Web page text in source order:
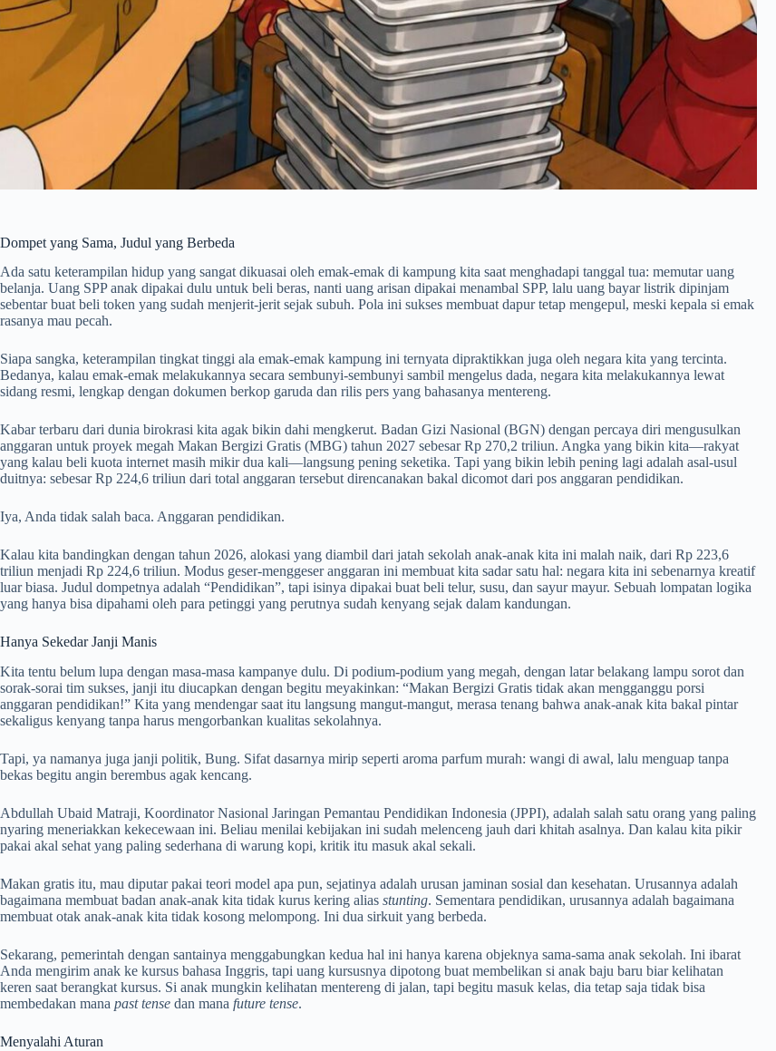
Dompet yang Sama, Judul yang Berbeda
Ada satu keterampilan hidup yang sangat dikuasai oleh emak-emak di kampung kita saat menghadapi tanggal tua: memutar uang
belanja. Uang SPP anak dipakai dulu untuk beli beras, nanti uang arisan dipakai menambal SPP, lalu uang bayar listrik dipinjam
sebentar buat beli token yang sudah menjerit-jerit sejak subuh. Pola ini sukses membuat dapur tetap mengepul, meski kepala si emak
rasanya mau pecah.
Siapa sangka, keterampilan tingkat tinggi ala emak-emak kampung ini ternyata dipraktikkan juga oleh negara kita yang tercinta.
Bedanya, kalau emak-emak melakukannya secara sembunyi-sembunyi sambil mengelus dada, negara kita melakukannya lewat
sidang resmi, lengkap dengan dokumen berkop garuda dan rilis pers yang bahasanya mentereng.
Kabar terbaru dari dunia birokrasi kita agak bikin dahi mengkerut. Badan Gizi Nasional (BGN) dengan percaya diri mengusulkan
anggaran untuk proyek megah Makan Bergizi Gratis (MBG) tahun 2027 sebesar Rp 270,2 triliun. Angka yang bikin kita—rakyat
yang kalau beli kuota internet masih mikir dua kali—langsung pening seketika. Tapi yang bikin lebih pening lagi adalah asal-usul
duitnya: sebesar Rp 224,6 triliun dari total anggaran tersebut direncanakan bakal dicomot dari pos anggaran pendidikan.
Iya, Anda tidak salah baca. Anggaran pendidikan.
Kalau kita bandingkan dengan tahun 2026, alokasi yang diambil dari jatah sekolah anak-anak kita ini malah naik, dari Rp 223,6
triliun menjadi Rp 224,6 triliun. Modus geser-menggeser anggaran ini membuat kita sadar satu hal: negara kita ini sebenarnya kreatif
luar biasa. Judul dompetnya adalah “Pendidikan”, tapi isinya dipakai buat beli telur, susu, dan sayur mayur. Sebuah lompatan logika
yang hanya bisa dipahami oleh para petinggi yang perutnya sudah kenyang sejak dalam kandungan.
Hanya Sekedar Janji Manis
Kita tentu belum lupa dengan masa-masa kampanye dulu. Di podium-podium yang megah, dengan latar belakang lampu sorot dan
sorak-sorai tim sukses, janji itu diucapkan dengan begitu meyakinkan: “Makan Bergizi Gratis tidak akan mengganggu porsi
anggaran pendidikan!” Kita yang mendengar saat itu langsung mangut-mangut, merasa tenang bahwa anak-anak kita bakal pintar
sekaligus kenyang tanpa harus mengorbankan kualitas sekolahnya.
Tapi, ya namanya juga janji politik, Bung. Sifat dasarnya mirip seperti aroma parfum murah: wangi di awal, lalu menguap tanpa
bekas begitu angin berembus agak kencang.
Abdullah Ubaid Matraji, Koordinator Nasional Jaringan Pemantau Pendidikan Indonesia (JPPI), adalah salah satu orang yang paling
nyaring meneriakkan kekecewaan ini. Beliau menilai kebijakan ini sudah melenceng jauh dari khitah asalnya. Dan kalau kita pikir
pakai akal sehat yang paling sederhana di warung kopi, kritik itu masuk akal sekali.
Makan gratis itu, mau diputar pakai teori model apa pun, sejatinya adalah urusan jaminan sosial dan kesehatan. Urusannya adalah
bagaimana membuat badan anak-anak kita tidak kurus kering alias stunting. Sementara pendidikan, urusannya adalah bagaimana
membuat otak anak-anak kita tidak kosong melompong. Ini dua sirkuit yang berbeda.
Sekarang, pemerintah dengan santainya menggabungkan kedua hal ini hanya karena objeknya sama-sama anak sekolah. Ini ibarat
Anda mengirim anak ke kursus bahasa Inggris, tapi uang kursusnya dipotong buat membelikan si anak baju baru biar kelihatan
keren saat berangkat kursus. Si anak mungkin kelihatan mentereng di jalan, tapi begitu masuk kelas, dia tetap saja tidak bisa
membedakan mana past tense dan mana future tense.
Menyalahi Aturan